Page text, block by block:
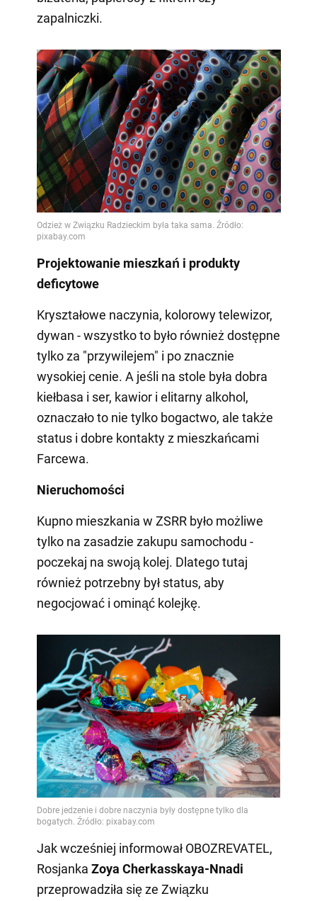
zapalniczki.
Projektowanie mieszkań i produkty
deficytowe
Kryształowe naczynia, kolorowy telewizor,
dywan - wszystko to było również dostępne
tylko za "przywilejem" i po znacznie
wysokiej cenie. A jeśli na stole była dobra
kiełbasa i ser, kawior i elitarny alkohol,
oznaczało to nie tylko bogactwo, ale także
status i dobre kontakty z mieszkańcami
Farcewa.
Nieruchomości
Kupno mieszkania w ZSRR było możliwe
tylko na zasadzie zakupu samochodu -
poczekaj na swoją kolej. Dlatego tutaj
również potrzebny był status, aby
negocjować i ominąć kolejkę.
Jak wcześniej informował OBOZREVATEL,
Rosjanka Zoya Cherkasskaya-Nnadi
przeprowadziła się ze Związku